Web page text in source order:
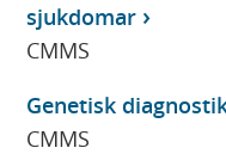
sjukdomar
CMMS
Genetisk
CMMS